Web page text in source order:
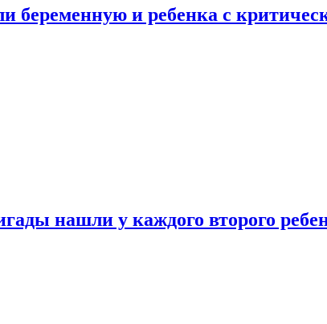
беременную и ребенка с
нашли у каждого второго